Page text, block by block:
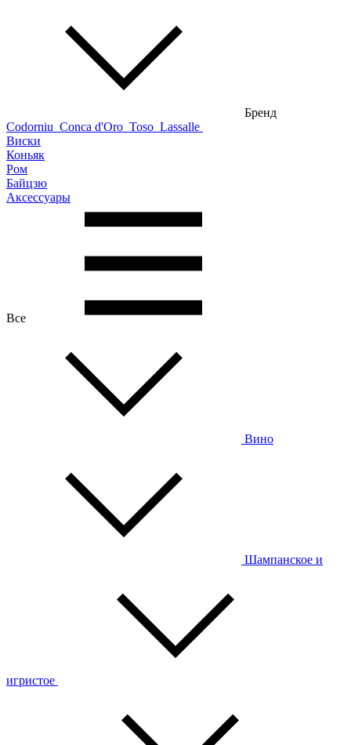
Бренд
Codorniu Conca d'Oro Toso Lassalle
Виски
Коньяк
Ром
Байцзю
Аксессуары
Все
Вино
Шампанское и
игристое